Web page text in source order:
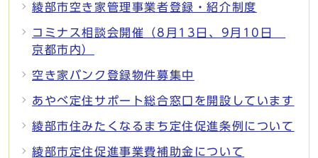
綾部市空き家管理事業者登録・紹介制度
コミナス相談会開催（8月13日、9月10日
京都市内）
空き家バンク登録物件募集中
あやべ定住サポート総合窓口を開設しています
綾部市住みたくなるまち定住促進条例について
綾部市定住促進事業費補助金について